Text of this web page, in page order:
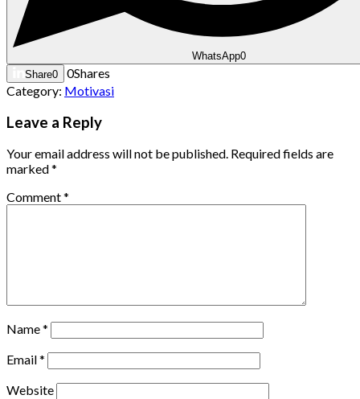
WhatsApp0
Share0 0Shares
Category: Motivasi
Leave a Reply
Your email address will not be published. Required fields are
marked*
Comment*
Name*
Email*
Website